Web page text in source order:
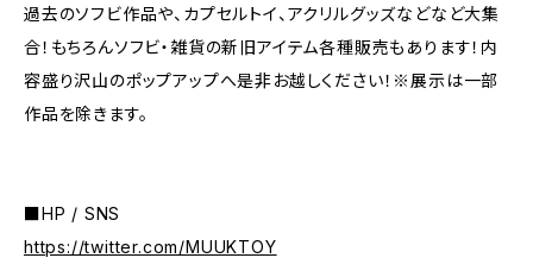
過去のソフビ作品や、カプセルトイ、アクリルグッズなどなど大集
合！もちろんソフビ・雑貨の新旧アイテム各種販売もあります！内
容盛り沢山のポップアップへ是非お越しください！※展示は一部
作品を除きます。
■HP / SNS
https://twitter.com/MUUKTOY